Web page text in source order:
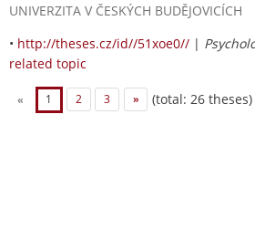
UNIVERZITA V ČESKÝCH BUDĚJOVICÍCH
• http://theses.cz/id//51xoe0// |
related topic
« 1 2 3 » (total: 26 theses)